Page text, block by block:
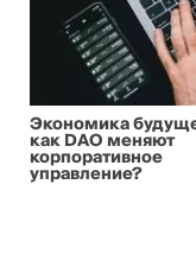
Экономика
как DAO меняют
корпоративное
управление?